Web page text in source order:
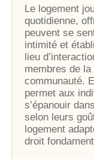
Le logement
quotidienne,
peuvent se
intimité et
lieu
membres de
communauté.
permet aux
s’épanouir
selon leurs
logement
droit